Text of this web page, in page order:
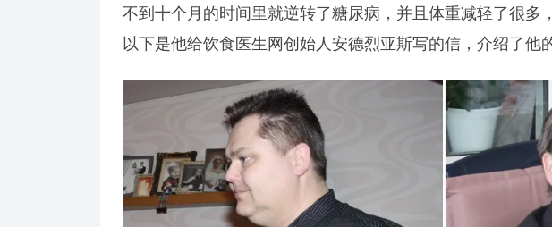
不到十个月的时间里就逆转了糖尿病，并且体重减轻了很多
以下是他给饮食医生网创始人安德烈亚斯写的信，介绍了他